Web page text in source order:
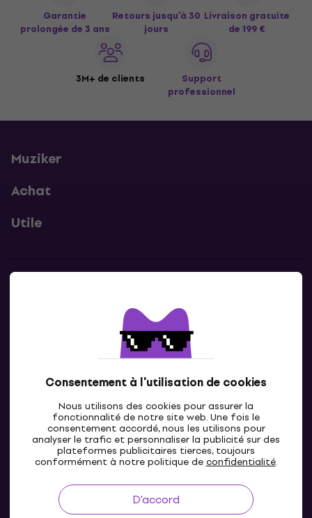
Consentement à l'utilisation de cookies
Nous utilisons des cookies pour assurer la
fonctionnalité de notre site web. Une fois le
consentement accordé, nous les utilisons pour
analyser le trafic et personnaliser la publicité sur des
plateformes publicitaires tierces, toujours
conformément à notre politique deconfidentialité.
D'accord
Garantie
prolongée de 3 ans
Retours jusqu’à 30
jours
Livraison gratuite
de 199 €
3M+ de clients
Support
professionnel
Muziker
Achat
Utile
Contacte nous
LU